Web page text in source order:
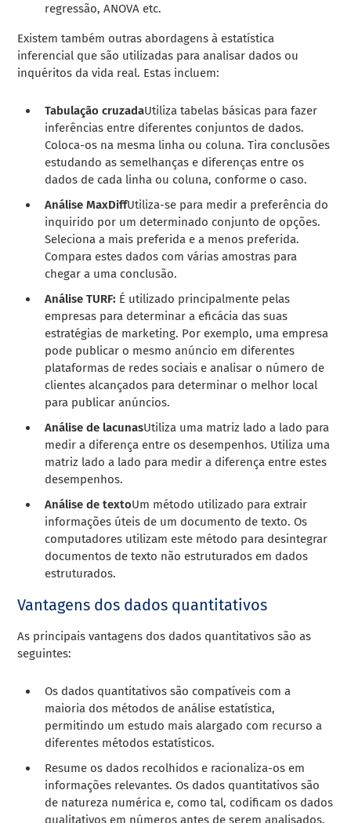
regressão,ANOVA etc.
Existem também outras abordagens à estatística
inferencial que são utilizadas para analisar dados ou
inquéritos da vida real. Estas incluem:
Tabulação cruzadaUtiliza tabelas básicas para fazer
inferências entre diferentes conjuntos de dados.
Coloca-os na mesma linha ou coluna. Tira conclusões
estudando as semelhanças e diferenças entre os
dados de cada linha ou coluna, conforme o caso.
Análise MaxDiffUtiliza-se para medir a preferência do
inquirido por um determinado conjunto de opções.
Seleciona a mais preferida e a menos preferida.
Compara estes dados com várias amostras para
chegar a uma conclusão.
Análise TURF: É utilizado principalmente pelas
empresas para determinar a eficácia das suas
estratégias de marketing. Por exemplo, uma empresa
pode publicar o mesmo anúncio em diferentes
plataformas de redes sociais e analisar o número de
clientes alcançados para determinar o melhor local
para publicar anúncios.
Análise de lacunasUtiliza uma matriz lado a lado para
medir a diferença entre os desempenhos. Utiliza uma
matriz lado a lado para medir a diferença entre estes
desempenhos.
Análise de textoUm método utilizado para extrair
informações úteis de um documento de texto. Os
computadores utilizam este método para desintegrar
documentos de texto não estruturados em dados
estruturados.
Vantagens dos dados quantitativos
As principais vantagens dos dados quantitativos são as
seguintes:
Os dados quantitativos são compatíveis com a
maioria dos métodos de análise estatística,
permitindo um estudo mais alargado com recurso a
diferentes métodos estatísticos.
Resume os dados recolhidos e racionaliza-os em
informações relevantes. Os dados quantitativos são
de natureza numérica e, como tal, codificam os dados
qualitativos em números antes de serem analisados.